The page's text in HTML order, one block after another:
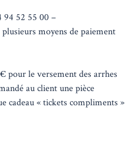
94 52 55 00 –
moyens de paiement
pour le versement des arrhes
au client une pièce
cadeau « tickets compliments »